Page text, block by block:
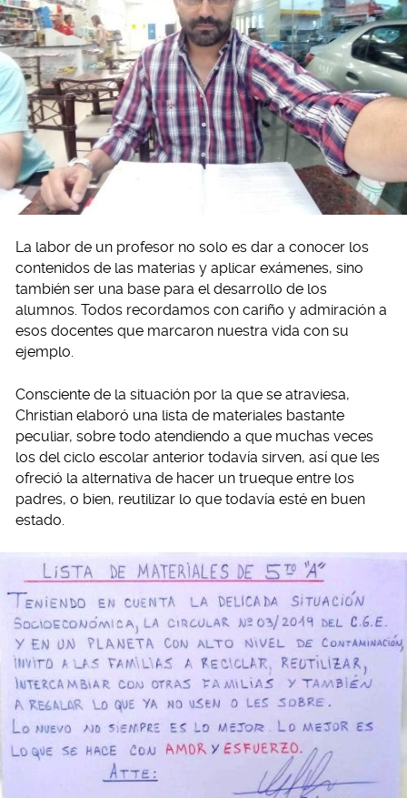
La labor de un profesor no solo es dar a conocer los
contenidos de las materias y aplicar exámenes, sino
también ser una base para el desarrollo de los
alumnos. Todos recordamos con cariño y admiración a
esos docentes que marcaron nuestra vida con su
ejemplo.
Consciente de la situación por la que se atraviesa,
Christian elaboró una lista de materiales bastante
peculiar, sobre todo atendiendo a que muchas veces
los del ciclo escolar anterior todavía sirven, así que les
ofreció la alternativa de hacer un trueque entre los
padres, o bien, reutilizar lo que todavía esté en buen
estado.